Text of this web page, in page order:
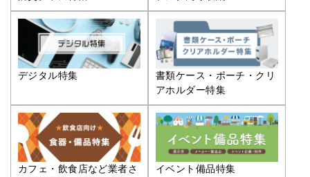
デジタル特集
書類ケース・ポーチ・クリ
アホルダー特集
カフェ・飲食店など業者さ
イベント備品特集